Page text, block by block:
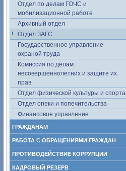
Отдел по делам ГОЧС и
мобилизационной работе
Архивный отдел
Отдел ЗАГС
Государственное управление
охраной труда
Комиссия по делам
несовершеннолетних и защите их
прав
Отдел физической культуры и спорта
Отдел опеки и попечительства
Финансовое управление
ГРАЖДАНАМ
РАБОТА С ОБРАЩЕНИЯМИ ГРАЖДАН
ПРОТИВОДЕЙСТВИЕ КОРРУПЦИИ
КАДРОВЫЙ РЕЗЕРВ